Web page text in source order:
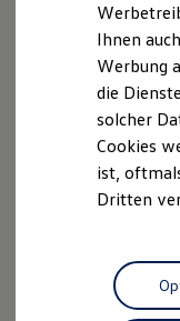
Dauer der
Sechs bis zwölf
Start der Praktika
Ganzjährig
Vergütung und
Circa 550 Euro
Monatliche
Ihnen
Werbung
die
solcher
Cookies
ist,
Dritten